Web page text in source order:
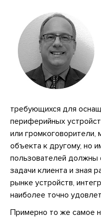
требующихся для
периферийных
или громкоговорители,
объекта к другому, но
пользователей должны
задачи клиента и зная
рынке устройств,
наиболее точно
Примерно то же самое